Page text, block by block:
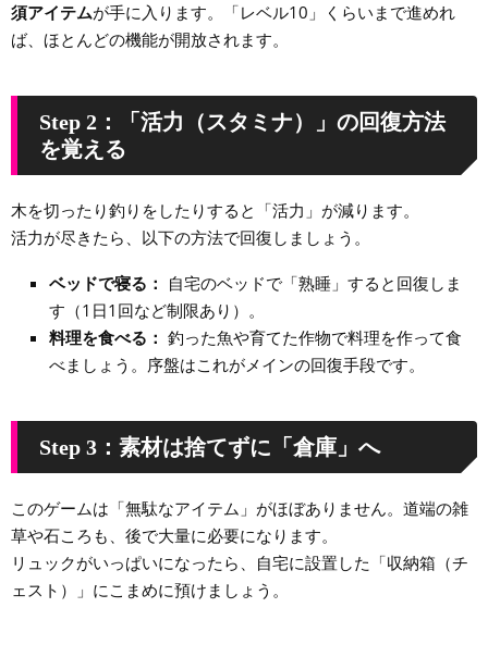
須アイテムが手に入ります。「レベル10」くらいまで進めれ
ば、ほとんどの機能が開放されます。
Step 2：「活力（スタミナ）」の回復方法
を覚える
木を切ったり釣りをしたりすると「活力」が減ります。
活力が尽きたら、以下の方法で回復しましょう。
ベッドで寝る： 自宅のベッドで「熟睡」すると回復しま
す（1日1回など制限あり）。
料理を食べる： 釣った魚や育てた作物で料理を作って食
べましょう。序盤はこれがメインの回復手段です。
Step 3：素材は捨てずに「倉庫」へ
このゲームは「無駄なアイテム」がほぼありません。道端の雑
草や石ころも、後で大量に必要になります。
リュックがいっぱいになったら、自宅に設置した「収納箱（チ
ェスト）」にこまめに預けましょう。